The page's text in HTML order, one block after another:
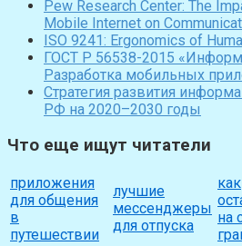
Pew Research Center: The
Mobile Internet on
ISO 9241: Ergonomics of
ГОСТ Р 56538-2015
Разработка мобильных
Стратегия развития
РФ на 2020–2030 годы
Что еще ищут читатели
приложения
для общения
в
путешествии
лучшие
мессенджеры
для отпуска
как
на